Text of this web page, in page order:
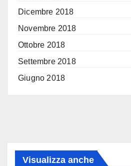
Dicembre 2018
Novembre 2018
Ottobre 2018
Settembre 2018
Giugno 2018
Visualizza anche